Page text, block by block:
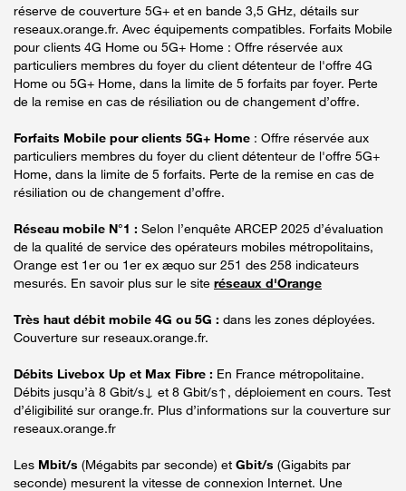
réserve de couverture 5G+ et en bande 3,5 GHz, détails sur
reseaux.orange.fr. Avec équipements compatibles. Forfaits Mobile
pour clients 4G Home ou 5G+ Home : Offre réservée aux
particuliers membres du foyer du client détenteur de l'offre 4G
Home ou 5G+ Home, dans la limite de 5 forfaits par foyer. Perte
de la remise en cas de résiliation ou de changement d’offre.
Forfaits Mobile pour clients 5G+ Home : Offre réservée aux
particuliers membres du foyer du client détenteur de l'offre 5G+
Home, dans la limite de 5 forfaits. Perte de la remise en cas de
résiliation ou de changement d’offre.
Réseau mobile N°1 : Selon l’enquête ARCEP 2025 d’évaluation
de la qualité de service des opérateurs mobiles métropolitains,
Orange est 1er ou 1er ex æquo sur 251 des 258 indicateurs
mesurés. En savoir plus sur le site réseaux d'Orange
Très haut débit mobile 4G ou 5G : dans les zones déployées.
Couverture sur reseaux.orange.fr.
Débits Livebox Up et Max Fibre : En France métropolitaine.
Débits jusqu’à 8 Gbit/s↓ et 8 Gbit/s↑, déploiement en cours. Test
d’éligibilité sur orange.fr. Plus d’informations sur la couverture sur
reseaux.orange.fr
Les Mbit/s (Mégabits par seconde) et Gbit/s (Gigabits par
seconde) mesurent la vitesse de connexion Internet. Une